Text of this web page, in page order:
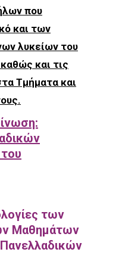
που
και των
λυκείων του
και τις
Τμήματα και
των
Μαθημάτων